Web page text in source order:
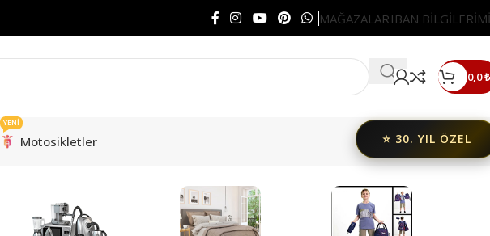
MAĞAZALAR IBAN
0,0₺
Motosikletler
YENİ
⭐ 30. YIL ÖZEL